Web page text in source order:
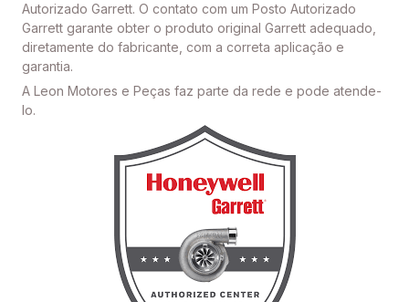
Autorizado Garrett. O contato com um Posto Autorizado
Garrett garante obter o produto original Garrett adequado,
diretamente do fabricante, com a correta aplicação e
garantia.
A Leon Motores e Peças faz parte da rede e pode atende-
lo.